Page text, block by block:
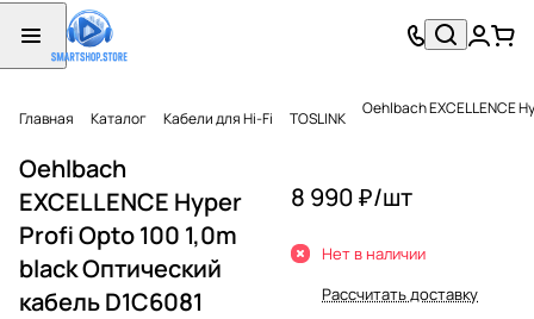
Главная Каталог Кабели для Hi-Fi TOSLINK Oehlbach EXCELLENCE
Oehlbach
EXCELLENCE Hyper
Profi Opto 100 1,0m
black Оптический
кабель D1C6081
8 990 ₽/шт
Нет в наличии
Рассчитать доставку